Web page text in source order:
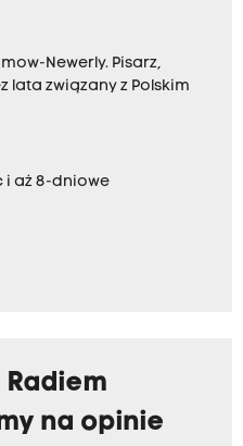
Newerly. Pisarz,
lata związany z Polskim
i aż 8-dniowe
Radiem
na opinie